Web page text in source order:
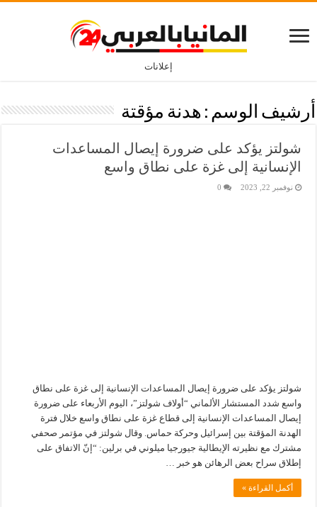
إعلانات
أرشيف الوسم : هدنة مؤقتة
شولتز يؤكد على ضرورة إيصال المساعدات
الإنسانية إلى غزة على نطاق واسع
نوفمبر 22, 2023 0
شولتز يؤكد على ضرورة إيصال المساعدات الإنسانية إلى غزة على نطاق
واسع شدد المستشار الألماني “أولاف شولتز”، اليوم الأربعاء على ضرورة
إيصال المساعدات الإنسانية إلى قطاع غزة على نطاق واسع خلال فترة
الهدنة المؤقتة بين إسرائيل وحركة حماس. وقال شولتز في مؤتمر صحفي
مشترك مع نظيرته الإيطالية جيورجيا ميلوني في برلين: “إنّ الاتفاق على
إطلاق سراح بعض الرهائن هو خبر …
أكمل القراءة »